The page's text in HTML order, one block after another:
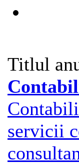
Titlul
servicii